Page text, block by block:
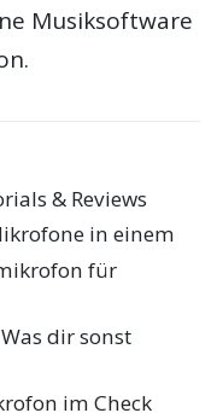
Musiksoftware
& Reviews
in einem
für
dir sonst
im Check